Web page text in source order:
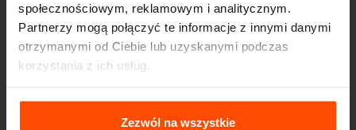
społecznościowym, reklamowym i analitycznym.
Partnerzy mogą połączyć te informacje z innymi danymi
otrzymanymi od Ciebie lub uzyskanymi podczas
korzystania z ich usług.
Więcej informacji można znaleźć na stroniePrinciples
Relating to the Processing Personal Data
Zezwól na wszystkie